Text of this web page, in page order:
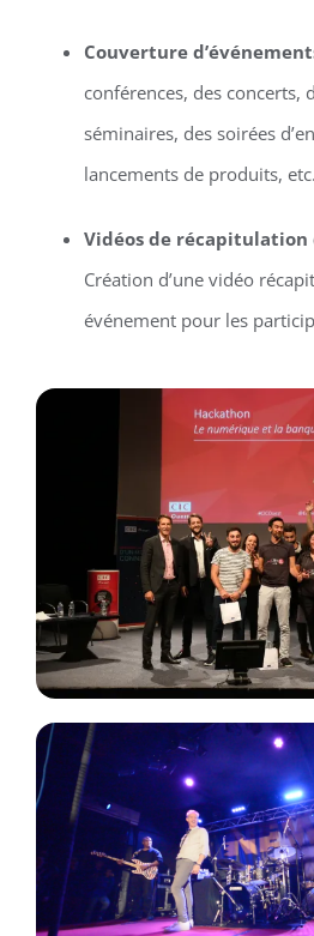
Couverture
conférences, des concerts,
séminaires, des soirées
lancements de produits, etc.
Vidéos de récapitulation
Création d’une vidéo
événement pour les